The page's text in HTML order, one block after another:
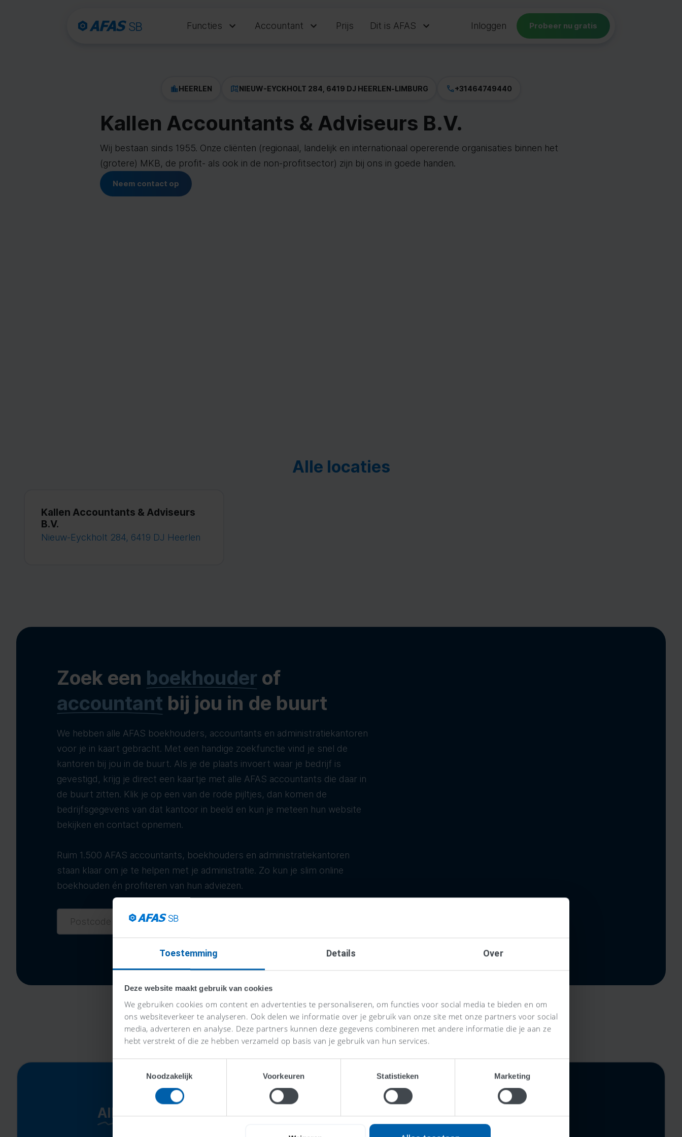
Toestemming Details Over
Deze website maakt gebruik van cookies
We gebruiken cookies om content en advertenties te personaliseren, om functies voor social media te bieden en om
ons websiteverkeer te analyseren. Ook delen we informatie over je gebruik van onze site met onze partners voor social
media, adverteren en analyse. Deze partners kunnen deze gegevens combineren met andere informatie die je aan ze
hebt verstrekt of die ze hebben verzameld op basis van je gebruik van hun services.
Toestemmingsselectie
Noodzakelijk
Voorkeuren Statistieken Marketing
Functies Accountant Prijs Dit is AFAS Inloggen Probeer nu gratis
HEERLEN NIEUW-EYCKHOLT 284, 6419 DJ HEERLEN-LIMBURG +31464749440
Kallen Accountants & Adviseurs B.V.
Wij bestaan sinds 1955. Onze cliënten (regionaal, landelijk en internationaal opererende organisaties binnen het
(grotere) MKB, de profit- als ook in de non-profitsector) zijn bij ons in goede handen.
Neem contact op
Alle locaties
Kallen Accountants & Adviseurs
B.V.
Nieuw-Eyckholt 284, 6419 DJ Heerlen
Zoek een boekhouder of
accountant bij jou in de buurt
We hebben alle AFAS boekhouders, accountants en administratiekantoren
voor je in kaart gebracht. Met een handige zoekfunctie vind je snel de
kantoren bij jou in de buurt. Als je de plaats invoert waar je bedrijf is
gevestigd, krijg je direct een kaartje met alle AFAS accountants die daar in
de buurt zitten. Klik je op een van de rode pijltjes, dan komen de
bedrijfsgegevens van dat kantoor in beeld en kun je meteen hun website
bekijken en contact opnemen.
Ruim 1.500 AFAS accountants, boekhouders en administratiekantoren
staan klaar om je te helpen met je administratie. Zo kun je slim online
boekhouden én profiteren van hun adviezen.
Alles-in-één-prijs
Eén vaste prijs,